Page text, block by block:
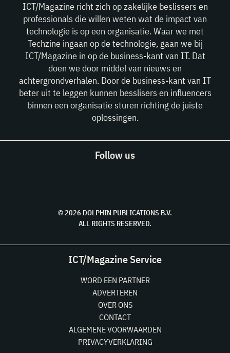
ICT/Magazine richt zich op zakelijke beslissers en
professionals die willen weten wat de impact van
technologie is op een organisatie. Waar we met
Techzine ingaan op de technologie, gaan we bij
ICT/Magazine in op de business-kant van IT. Dat
doen we door middel van nieuws en
achtergrondverhalen. Door de business-kant van IT
beter uit te leggen kunnen besslisers en influencers
binnen een organisatie sturen richting de juiste
oplossingen.
Follow us
© 2026 DOLPHIN PUBLICATIONS B.V.
ALL RIGHTS RESERVED.
ICT/Magazine Service
WORD EEN PARTNER
ADVERTEREN
OVER ONS
CONTACT
ALGEMENE VOORWAARDEN
PRIVACYVERKLARING